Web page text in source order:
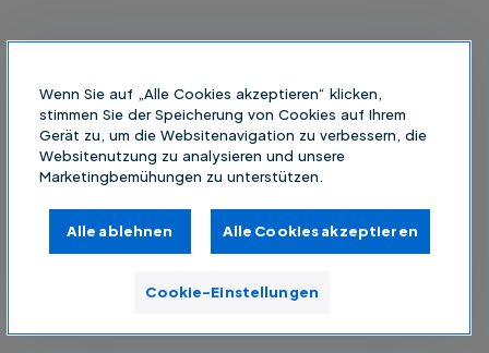
Wenn Sie auf „Alle Cookies akzeptieren“ klicken,
stimmen Sie der Speicherung von Cookies auf Ihrem
Gerät zu, um die Websitenavigation zu verbessern, die
Websitenutzung zu analysieren und unsere
Marketingbemühungen zu unterstützen.
Alle ablehnen Alle Cookies akzeptieren
Cookie-Einstellungen